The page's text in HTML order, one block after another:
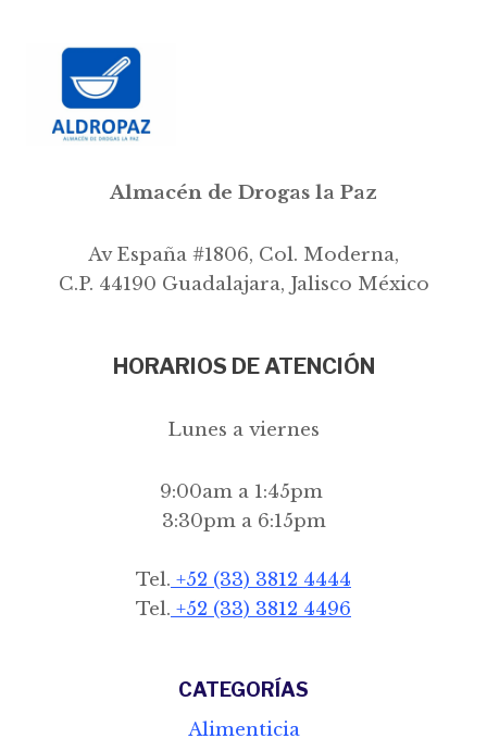
Almacén de Drogas la Paz
Av España #1806, Col. Moderna,
C.P. 44190 Guadalajara, Jalisco México
HORARIOS DE ATENCIÓN
Lunes a viernes
9:00am a 1:45pm
3:30pm a 6:15pm
Tel. +52 (33) 3812 4444
Tel. +52 (33) 3812 4496
CATEGORÍAS
Alimenticia